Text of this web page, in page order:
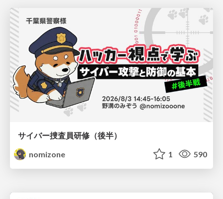
サイバー捜査員研修（後半）
nomizone
1 590